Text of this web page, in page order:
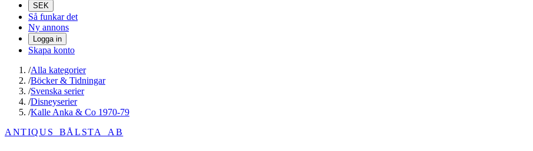
SEK
Så funkar det
Ny annons
Logga in
Skapa konto
/Alla kategorier
/Böcker & Tidningar
/Svenska serier
/Disneyserier
/Kalle Anka & Co 1970-79
ANTIQUS_BÅLSTA_AB